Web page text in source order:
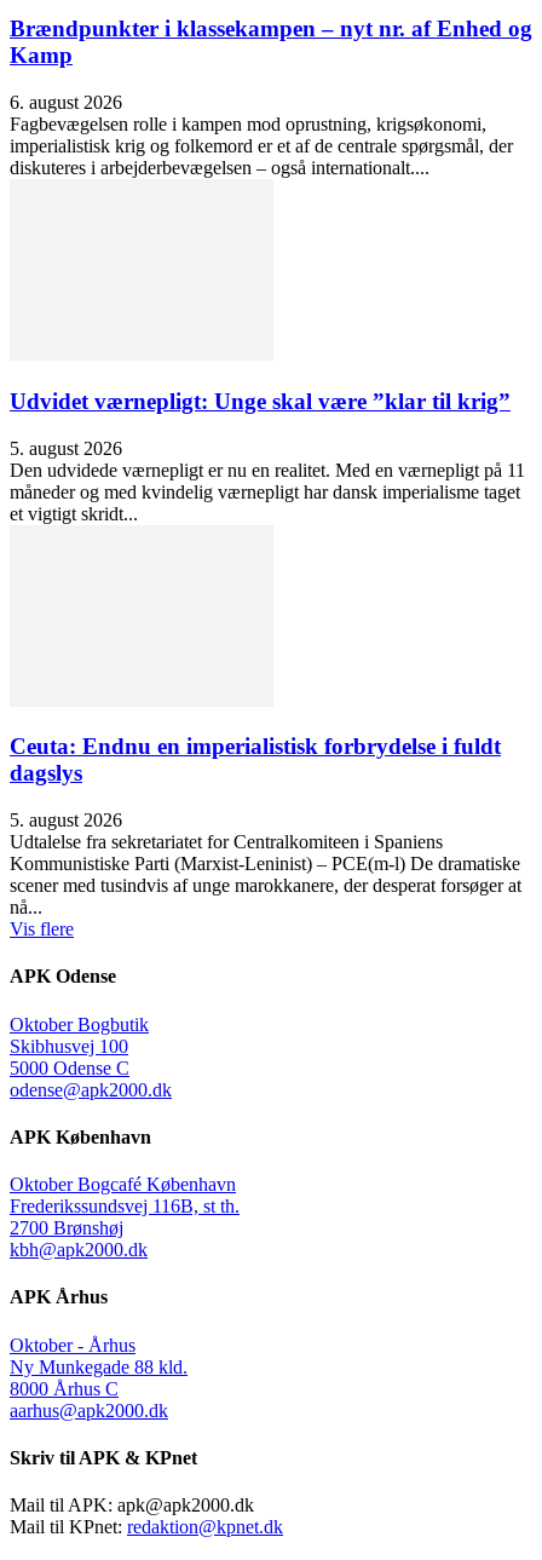
Brændpunkter i klassekampen – nyt nr. af Enhed og
Kamp
6. august 2026
Fagbevægelsen rolle i kampen mod oprustning, krigsøkonomi,
imperialistisk krig og folkemord er et af de centrale spørgsmål, der
diskuteres i arbejderbevægelsen – også internationalt....
Udvidet værnepligt: Unge skal være ”klar til krig”
5. august 2026
Den udvidede værnepligt er nu en realitet. Med en værnepligt på 11
måneder og med kvindelig værnepligt har dansk imperialisme taget
et vigtigt skridt...
Ceuta: Endnu en imperialistisk forbrydelse i fuldt
dagslys
5. august 2026
Udtalelse fra sekretariatet for Centralkomiteen i Spaniens
Kommunistiske Parti (Marxist-Leninist) – PCE(m-l) De dramatiske
scener med tusindvis af unge marokkanere, der desperat forsøger at
nå...
Vis flere
APK Odense
Oktober Bogbutik
Skibhusvej 100
5000 Odense C
odense@apk2000.dk
APK København
Oktober Bogcafé København
Frederikssundsvej 116B, st th.
2700 Brønshøj
kbh@apk2000.dk
APK Århus
Oktober - Århus
Ny Munkegade 88 kld.
8000 Århus C
aarhus@apk2000.dk
Skriv til APK & KPnet
Mail til APK: apk@apk2000.dk
Mail til KPnet: redaktion@kpnet.dk